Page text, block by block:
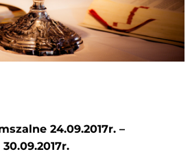
24.09.2017r. –
30.09.2017r.